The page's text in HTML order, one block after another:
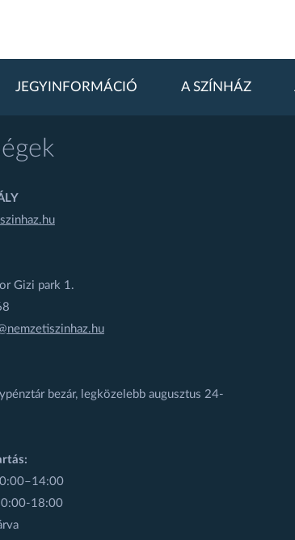
JEGYINFORMÁCIÓ A SZÍNHÁZ
Gizi park 1.
bezár, legközelebb augusztus 24-
18:00